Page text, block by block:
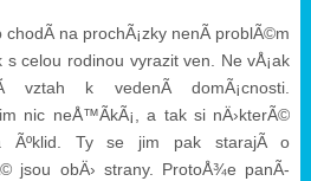
na prochÃ¡zky nenÃ­ problÃ©m
celou rodinou vyrazit ven. Ne vÅ¡ak
vztah k vedenÃ­ domÃ¡cnosti.
nic neÅ™Ã­kÃ¡, a tak si nÄ›kterÃ©
Ãºklid. Ty se jim pak starajÃ­ o
jsou obÄ› strany. ProtoÅ¾e panÃ­